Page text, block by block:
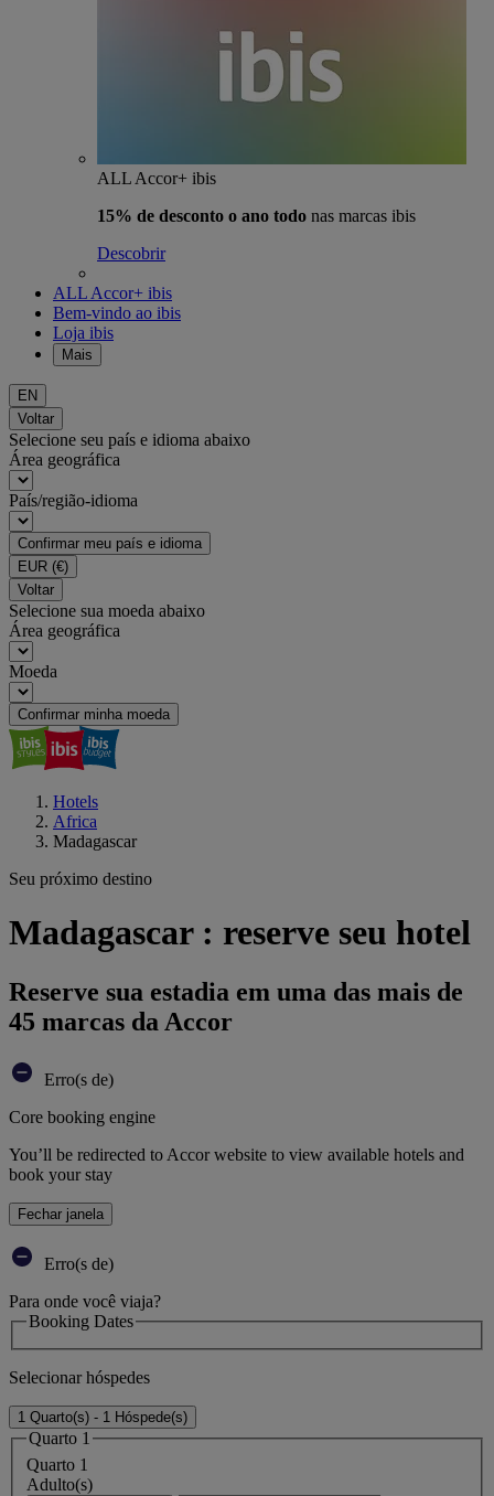
ALL Accor+ ibis
15% de desconto o ano todo nas marcas ibis
Descobrir
ALL Accor+ ibis
Bem-vindo ao ibis
Loja ibis
Mais
EN
Voltar
Selecione seu país e idioma abaixo
Área geográfica
País/região-idioma
Confirmar meu país e idioma
EUR (€)
Voltar
Selecione sua moeda abaixo
Área geográfica
Moeda
Confirmar minha moeda
Hotels
Africa
Madagascar
Seu próximo destino
Madagascar : reserve seu hotel
Reserve sua estadia em uma das mais de
45 marcas da Accor
Erro(s de)
Core booking engine
You’ll be redirected to Accor website to view available hotels and
book your stay
Fechar janela
Erro(s de)
Para onde você viaja?
Booking Dates
Selecionar hóspedes
1 Quarto(s) - 1 Hóspede(s)
Quarto 1
Quarto 1
Adulto(s)